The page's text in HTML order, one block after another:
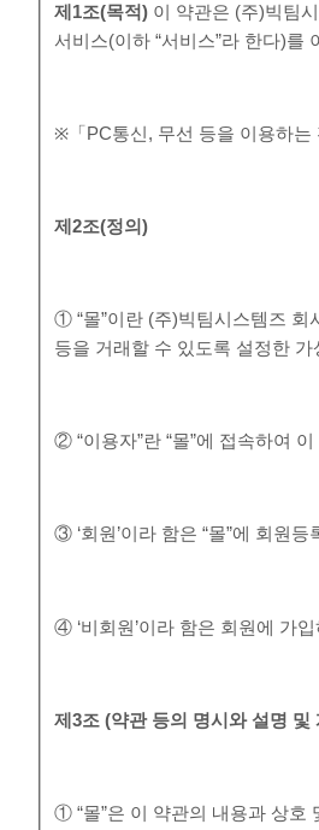
제 1조(목적) 이 약관은 (주)빅팀
서비스(이하 “서비스”라 한다)
※「PC통신, 무선 등을 이용하는
제2조(정의)
① “몰”이란 (주)빅팀시스템즈 회
등을 거래할 수 있도록 설정한
② “이용자”란 “몰”에 접속하여
③ ‘회원’이라 함은 “몰”에 회원
④ ‘비회원’이라 함은 회원에 가
제3조(약관 등의 명시와 설명 및
① “몰”은 이 약관의 내용과 상호